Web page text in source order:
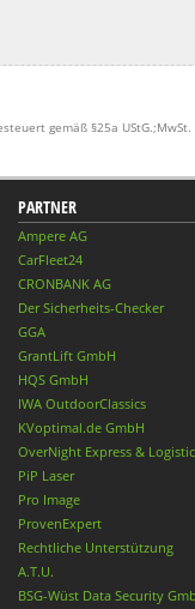
gemäß §25a
PARTNER
Ampere AG
CarFleet24
CRONBANK AG
Der Sicherheits-Checker
GGA
GrantLift GmbH
HQS GmbH
IWA OutdoorClassics
KVoptimal.de GmbH
OverNight Express &
PiP Laser
Pro Image
ProvenExpert
Rechtliche Unterstützung
A.T.U.
BSG-Wüst Data Security